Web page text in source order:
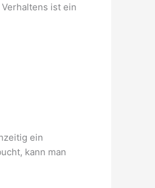
ist ein
ein
kann man